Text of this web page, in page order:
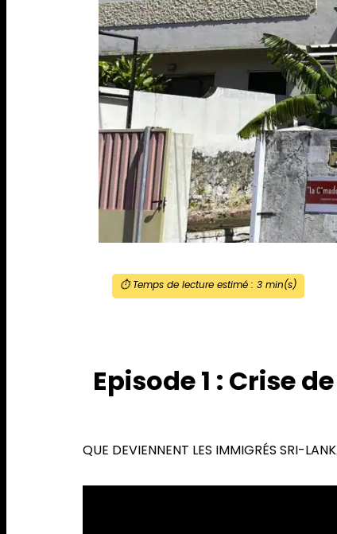
⏱️ Temps de lecture estimé : 3min(s)
Episode 1 : Crise
QUE DEVIENNENT LES IMMIGRÉS SRI-